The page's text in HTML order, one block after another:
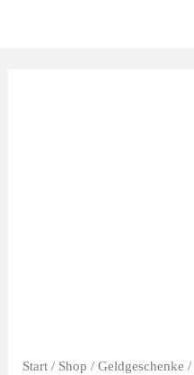
Start/ Shop / Geldgeschenke /